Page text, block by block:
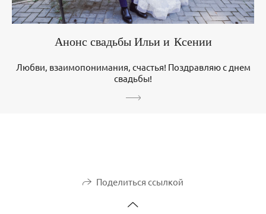
Анонс свадьбы Ильи и Ксении
Любви, взаимопонимания, счастья! Поздравляю с днем
свадьбы!
Поделиться ссылкой